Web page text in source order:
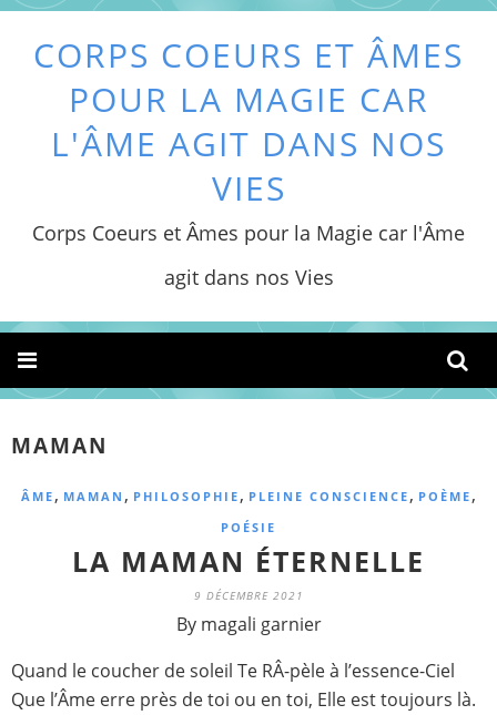
CORPS COEURS ET ÂMES
POUR LA MAGIE CAR
L'ÂME AGIT DANS NOS
VIES
Corps Coeurs et Âmes pour la Magie car l'Âme
agit dans nos Vies
MAMAN
ÂME, MAMAN , PHILOSOPHIE, PLEINE CONSCIENCE, POÈME,
POÉSIE
LA MAMAN ÉTERNELLE
9 DÉCEMBRE 2021
By magali garnier
Quand le coucher de soleil Te RÂ-pèle à l’essence-Ciel
Que l’Âme erre près de toi ou en toi, Elle est toujours là.